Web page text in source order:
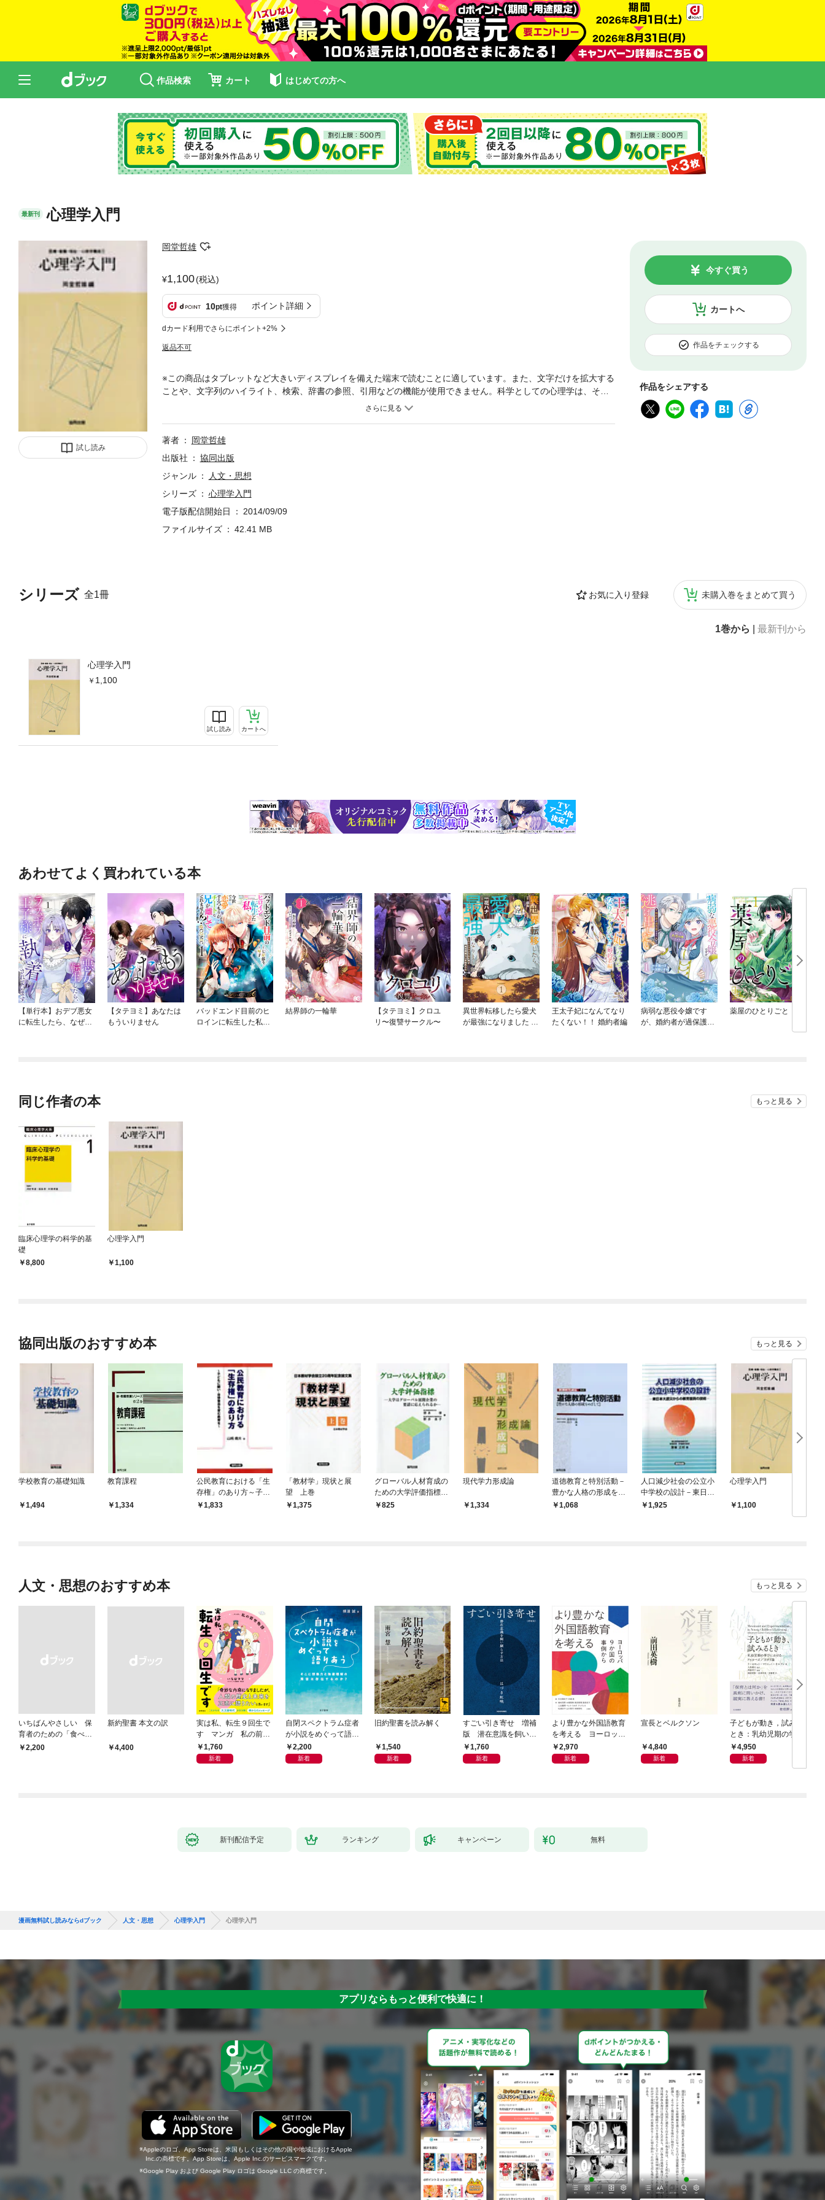
作品検索 カート はじめての方へ
最新刊 心理学入門
試し読み
岡堂哲雄
1,100(税込)
10pt獲得 ポイント詳細
dカード利用でさらにポイント+2%
返品不可
カートへ
今すぐ買う
作品をチェックする
作品をシェアする
シリーズ 全1冊 お気に入り登録 未購入巻をまとめて買う
1巻から 最新刊から
心理学入門
1,100
試し読み カートへ
※この商品はタブレットなど大きいディスプレイを備えた端末で読むことに適しています。また、文字だけを拡大する
ことや、文字列のハイライト、検索、辞書の参照、引用などの機能が使用できません。科学としての心理学は、その1
00年あまりの歩みの中で多方面に発展し、その全貌は一書をもって概観するのが不可能に見えるほどである。そこで
著者
岡堂哲雄
出版社
協同出版
ジャンル
人文・思想
シリーズ
心理学入門
電子版配信開始日
2014/09/09
ファイルサイズ
42.41 MB
あわせてよく買われている本
【単行本】おデブ悪女
に転生したら、なぜか
【タテヨミ】あなたは
もういりません
バッドエンド目前のヒ
ロインに転生した私、
結界師の一輪華
【タテヨミ】クロユ
リ〜復讐サークル〜
異世界転移したら愛犬
が最強になりました ～
王太子妃になんてなり
たくない！！ 婚約者編
病弱な悪役令嬢です
が、婚約者が過保護す
薬屋のひとりごと
同じ作者の本 もっと見る
臨床心理学の科学的基
礎
8,800
心理学入門
1,100
協同出版のおすすめ本 もっと見る
学校教育の基礎知識
1,494
教育課程
1,334
公民教育における「生
存権」のあり方～子ど
もに願い・自律意志を
1,833
「教材学」現状と展
望 上巻
1,375
グローバル人材育成の
ための大学評価指標－
大学はグローバル展開
825
現代学力形成論
1,334
道徳教育と特別活動－
豊かな人格の形成をめ
ざして
1,068
人口減少社会の公立小
中学校の設計－東日本
大震災からの教育復興
1,925
心理学入門
1,100
人文・思想のおすすめ本 もっと見る
いちばんやさしい 保
育者のための「食べな
い子」サポートＢＯＯ
￥2,200
新約聖書 本文の訳
￥4,400
実は私、転生９回生で
す マンガ 私の前世
物語1,760
新着
自閉スペクトラム症者
が小説をめぐって語り
あう2,200
新着
旧約聖書を読み解く
1,540
新着
すごい引き寄せ 増補
版 潜在意識を飼い馴
らす方法
1,760
新着
より豊かな外国語教育
を考える ヨーロッパ
9か国の事例から
2,970
新着
宣長とベルクソン
4,840
新着
子どもが動き，試みる
とき：乳幼児期の学び
におけるドゥルーズ／
ガタリ論
4,950
新着
新刊配信予定 ランキング キャンペーン 無料
漫画無料試し読みならdブック 人文・思想 心理学入門 心理学入門
アプリならもっと便利で快適に！
Appleのロゴ、App Storeは、米国もしくはその他の国や地域におけるApple
Inc.の商標です。App Storeは、Apple Inc.のサービスマークです。
Google Play および Google Play ロゴは Google LLC の商標です。